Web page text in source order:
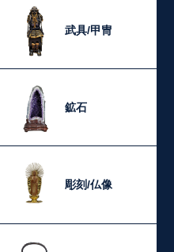
武具/甲冑
鉱石
彫刻/仏像